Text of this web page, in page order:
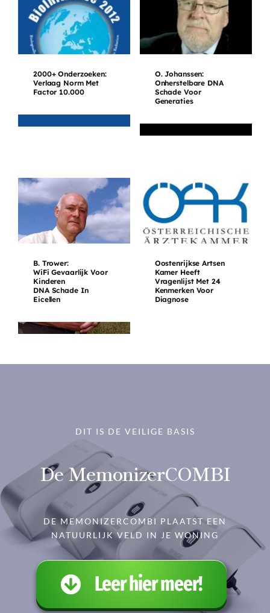
2000+ Onderzoeken:
Verlaag Norm Met
Factor 10.000
O. Johanssen:
Onherstelbare DNA
Schade Voor
Generaties
B. Trower:
WiFi Gevaarlijk Voor
Kinderen
DNA Schade In
Eicellen
Oostenrijkse Artsen
Kamer Heeft
Vragenlijst Met 24
Kenmerken Voor
Diagnose
DIT IS DE VEILIGE BASIS
De MemonizerCOMBI
DE MEMONIZERCOMBI PLAATST EEN
NATUURLIJK VELD IN JE WONING
Leer hier meer!